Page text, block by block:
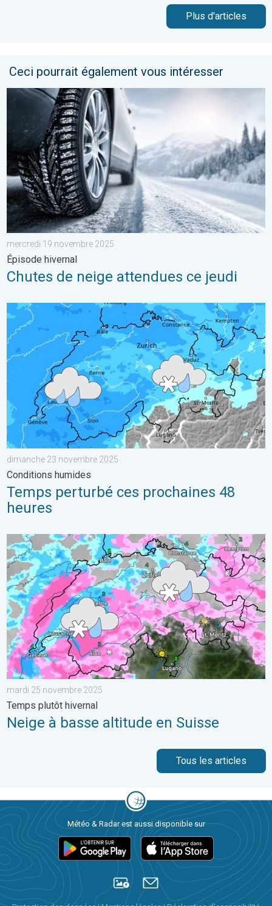
Plus d'articles
Ceci pourrait également vous intéresser
Chutes de neige attendues ce jeudi. Épisode hivernal. . .
mercredi 19 novembre 2025
Épisode hivernal
Chutes de neige attendues ce jeudi
Temps perturbé ces prochaines 48 heures. Conditions
dimanche 23 novembre 2025
Conditions humides
Temps perturbé ces prochaines 48
heures
Neige à basse altitude en Suisse. Temps plutôt hivernal. . .
mardi 25 novembre 2025
Temps plutôt hivernal
Neige à basse altitude en Suisse
Tous les articles
Météo & Radar est aussi disponible sur